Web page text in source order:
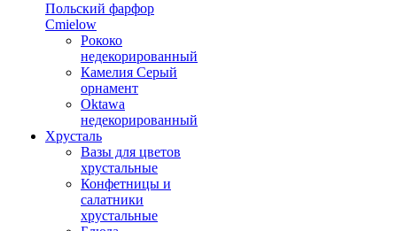
Польский фарфор
Сmielow
Рококо
недекорированный
Камелия Серый
орнамент
Oktawa
недекорированный
Хрусталь
Вазы для цветов
хрустальные
Конфетницы и
салатники
хрустальные